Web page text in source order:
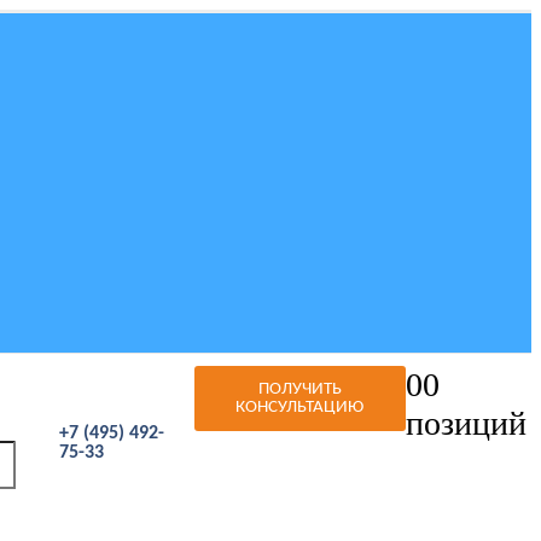
+7 (495) 492-
75-33
ПОЛУЧИТЬ
КОНСУЛЬТАЦИЮ
00
позиций